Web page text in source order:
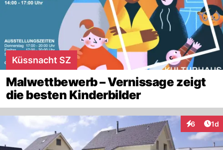
Küssnacht SZ
Malwettbewerb – Vernissage zeigt
die besten Kinderbilder
6 1d